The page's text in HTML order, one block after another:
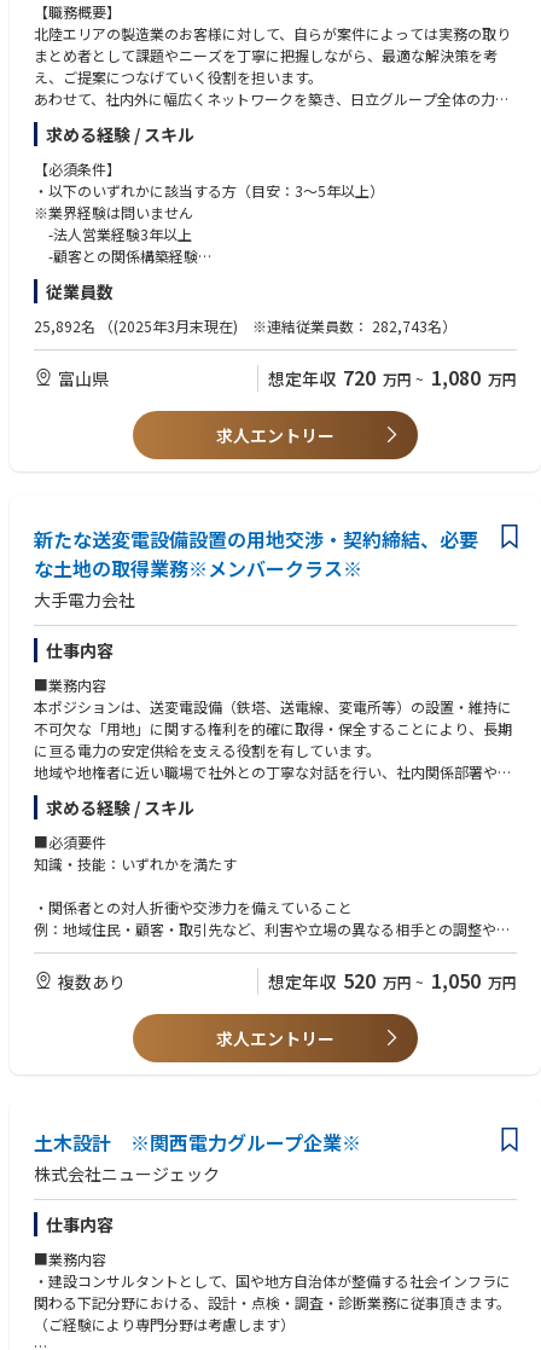
【職務概要】
北陸エリアの製造業のお客様に対して、自らが案件によっては実務の取り
まとめ者として課題やニーズを丁寧に把握しながら、最適な解決策を考
え、ご提案につなげていく役割を担います。
あわせて、社内外に幅広くネットワークを築き、日立グループ全体の力を
活かした新たな活用シーンを見つけながら、既存・新規
ビジネスの拡大にもつなげていきます。
また、市場や技術の動きだけでなく、業界全体のトレンドやニーズも踏ま
えながら、お客様の事業成長に寄り添っていくことが
期待されています。
入社後は、上位者や先輩社員のサポートのもと、担当顧客への提案活動を
通じて業界知識やソリューション理解を深めていただきます。
【職務詳細】
・担当業務の実務の取りまとめ者として、顧客の課題やニーズを把握、分
析し、自社・グループ会社製品やソリューション、サービスを提案するこ
とにより新規ビジネスの受注拡大につなげていただきます。
・社内・グループ会社の関係部門との人脈を構築し、様々な顧客課題に対
・産業分野のビジネス範囲（IT・OT・プロダクト・DX・コンサル）は幅
広く、また顧客課題毎に同じ提案内容はありませんが、
【ポジションの魅力・やりがい・キャリアパス】
・日立および日立グループが保有する製品やソリューション、サービスの
総合力を活かし、製造業のお客様経営課題を解決するとともに、地域社会
に貢献できる業務に携わることができます。
・産業業界（製造業）以外の業種のお客さまを担当している営業の方々と
の情報共有を活用し、自身の担当顧客に対する新規事業や新サービスの創
出・事業化の提案が行えます。
・基本的にはチームとして成果を出すことをめざして取り組みます。
【働く環境】
・配属先⇒電力・産業営業部 産業システムグループ
メンバーは30代～50代で構成されており、風通しの良い職場環境です。
・働き方改革にも力を入れており、年休取得促進、時間外労働短縮などメ
リハリのある職場づくりを推進しています。
・在宅勤務は週1～2回程度、その他はお客様先に直接訪問いただくなど、
柔軟に対応可能です。
を通じて業界知識やソリューション理解を深めていただきます。
※上記内容は、募集開始時点の内容であり、入社後必要に応じて変更とな
る場合がございます。予めご了承ください。
求める経験 / スキル
【必須条件】
・以下のいずれかに該当する方（目安：3～5年以上）
※業界経験は問いません
-法人営業経験3年以上
-顧客との関係構築経験
-周囲と協力して業務を進めることができる方
・運転免許をお持ちの方
【歓迎条件】
・富山県、もしくは北陸地域で長く働きたいと思っている方
・製造業向けアカウント営業経験
・IT/OT分野全般の基本的な知識をお持ちの方
・社内外のステークホルダーと信頼関係を構築し、ビジネスを展開できる
【求める人物像】※期待行動・コンピテンシー等
【全職種共通（日立グループ コア・コンピテンシー）】
・People Champion（一人ひとりを活かす）：
多様な人財を活かすために、お互いを信頼しパフォーマンスを最大限に
発揮できる安心安全な職場(インクルーシブな職場)をつくり、積極的な発
言と成長を支援する。
・Customer & Society Focus（顧客・社会起点で考える）：
社会を起点に課題を捉え、常に誠実に行動することを忘れずに、社内外
の関係者と協創で成果に責任を持って社会に貢献する。
・Innovation（イノベーションを起こす）：
新しい価値を生み出すために、情熱を持って学び、現状に挑戦し、素早
く応えて、イノベーションを加速する。
【その他職種特有】
・強固な顧客関係を構築し、顧客中心のソリューションを提供する。
・効率的な問題解決のため、複雑かつ膨大な情報を、多方面から様々な切
・コミットメント(約束や責務)を遂行するために、自分および他者に対す
る説明責任を負う。
・多種多様な手段によるコミュニケーションを検討し展開する。これによ
り、さまざまな関係者が持つ固有のニーズを明確に理解していることを伝
えることができる。
・さまざまなグループの人々とオープンに接し、親しみやすい関係を構築
従業員数
25,892名 （(2025年3月末現在) ※連結従業員数： 282,743名）
富山県 想定年収 720 万円 ~ 1,080 万円
求人エントリー
新たな送変電設備設置の用地交渉・契約締結、必要
な土地の取得業務※メンバークラス※
大手電力会社
仕事内容
■業務内容
本ポジションは、送変電設備（鉄塔、送電線、変電所等）の設置・維持に
不可欠な「用地」に関する権利を的確に取得・保全することにより、長期
に亘る電力の安定供給を支える役割を有しています。
地域や地権者に近い職場で社外との丁寧な対話を行い、社内関係部署や委
託先と連携しながら業務を遂行していきます。
【業務詳細】
・計画・技術系職場からの依頼に基づく地域・地権者との用地交渉
・工務部建設センター各グループ、各総支社管財グループ、送変電工事会
社との調整
■職責
入社後は、用地交渉を中心とした実務を担い、関係者との調整役として業
務を進めていただきます。
所属長やグループ、チームの対応方針のもと一定の裁量をもって対応しま
・用地交渉対応方針の検討、整理
・社内関係部署との調整・共有
・対応方針、社内関係部署との調整結果に基づく用地交渉
・委託先との連携、課題発生時の対応検討
・定常業務を通じた業務プロセスの改善提案、改善検討への関与
■キャリアパス
以下のようなキャリアパスを想定しています。
・短期（1～3年目） 第一線の現場で用地業務の基本スキルや実務経験を
着実に身につけていただきます。
求める経験 / スキル
■必須要件
知識・技能：いずれかを満たす
・関係者との対人折衝や交渉力を備えていること
例：地域住民・顧客・取引先など、利害や立場の異なる相手との調整や合
意形成を伴う業務経験
・不動産取引に関する基本的な知識を有すること
例：売買・賃貸借・地上権設定などの契約形態や、登記・境界・権利関係
に関する基礎的な理解
複数あり 想定年収 520 万円 ~ 1,050 万円
求人エントリー
土木設計 ※関西電力グループ企業※
株式会社ニュージェック
仕事内容
■業務内容
・建設コンサルタントとして、国や地方自治体が整備する社会インフラに
関わる下記分野における、設計・点検・調査・診断業務に従事頂きます。
（ご経験により専門分野は考慮します）